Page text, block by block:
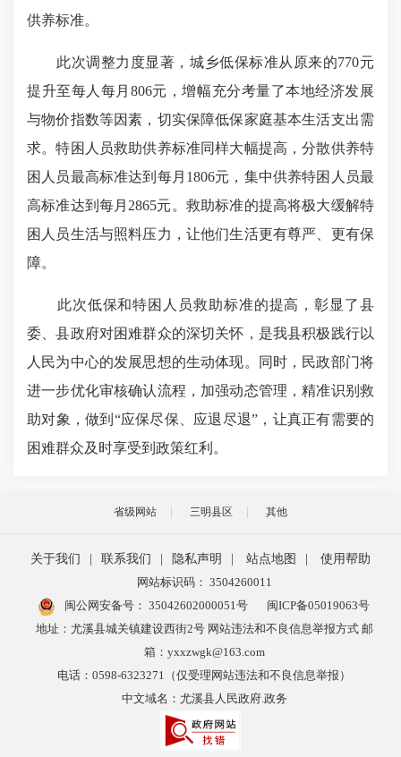
供养标准。
此次调整力度显著，城乡低保标准从原来的770元
提升至每人每月806元，增幅充分考量了本地经济发展
与物价指数等因素，切实保障低保家庭基本生活支出需
求。特困人员救助供养标准同样大幅提高，分散供养特
困人员最高标准达到每月1806元，集中供养特困人员最
高标准达到每月2865元。救助标准的提高将极大缓解特
困人员生活与照料压力，让他们生活更有尊严、更有保
障。
此次低保和特困人员救助标准的提高，彰显了县
委、县政府对困难群众的深切关怀，是我县积极践行以
人民为中心的发展思想的生动体现。同时，民政部门将
进一步优化审核确认流程，加强动态管理，精准识别救
助对象，做到“应保尽保、应退尽退”，让真正有需要的
困难群众及时享受到政策红利。
省级网站 三明县区 其他
关于我们 联系我们 隐私声明 站点地图
使用帮助
网站标识码： 3504260011
闽公网安备号： 35042602000051号
闽ICP备05019063号
地址：尤溪县城关镇建设西街2号 网站违法和不良信息举报方式 邮
箱：yxxzwgk@163.com
电话：0598-6323271（仅受理网站违法和不良信息举报）
中文域名：尤溪县人民政府.政务